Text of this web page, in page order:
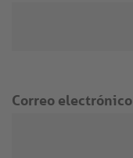
Correo electrónico